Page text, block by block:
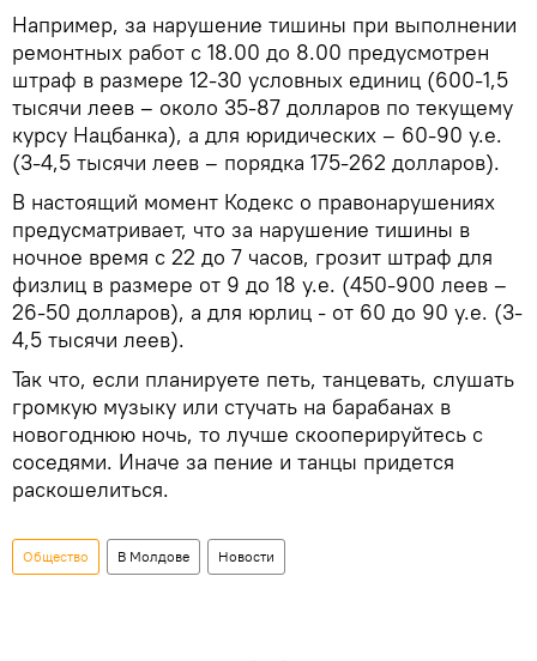
Например, за нарушение тишины при выполнении
ремонтных работ с 18.00 до 8.00 предусмотрен
штраф в размере 12-30 условных единиц (600-1,5
тысячи леев – около 35-87 долларов по текущему
курсу Нацбанка), а для юридических – 60-90 у.е.
(3-4,5 тысячи леев – порядка 175-262 долларов).
В настоящий момент Кодекс о правонарушениях
предусматривает, что за нарушение тишины в
ночное время с 22 до 7 часов, грозит штраф для
физлиц в размере от 9 до 18 у.е. (450-900 леев –
26-50 долларов), а для юрлиц - от 60 до 90 у.е. (3-
4,5 тысячи леев).
Так что, если планируете петь, танцевать, слушать
громкую музыку или стучать на барабанах в
новогоднюю ночь, то лучше скооперируйтесь с
соседями. Иначе за пение и танцы придется
раскошелиться.
Общество В Молдове Новости